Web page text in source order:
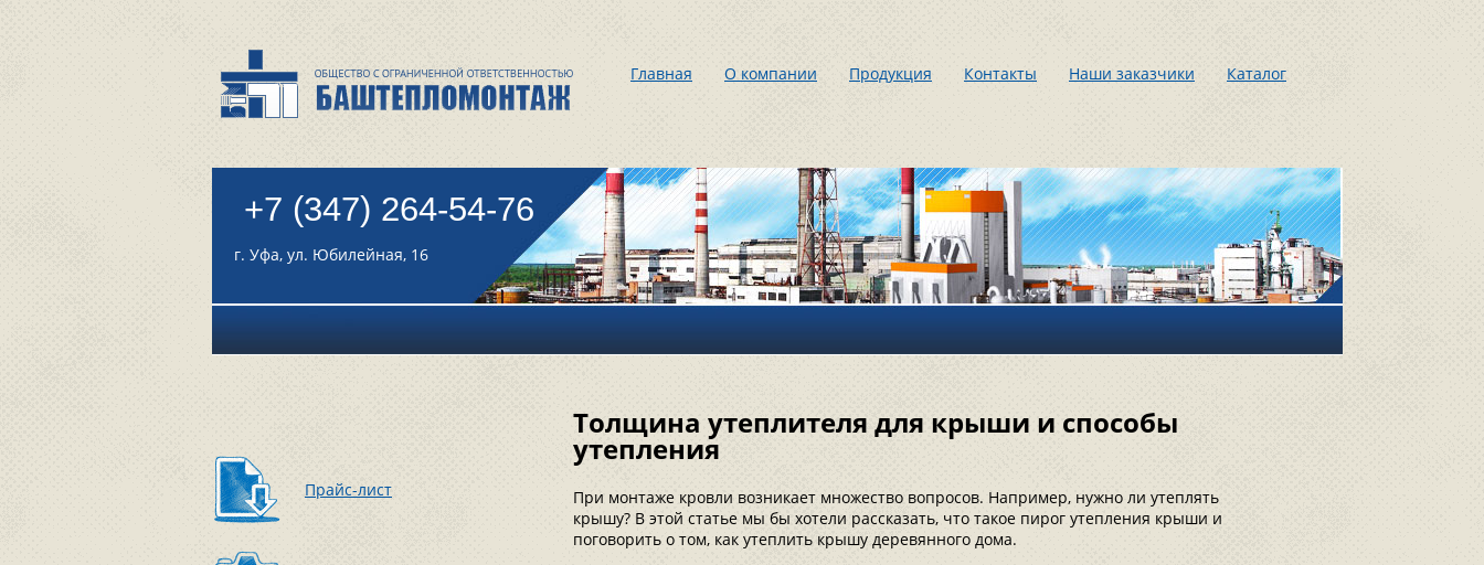
Главная О компании Продукция Контакты Наши заказчики Каталог
+7 (347) 264-54-76
г. Уфа, ул. Юбилейная, 16
Прайс-лист
Толщина утеплителя для крыши и способы
утепления
При монтаже кровли возникает множество вопросов. Например, нужно ли утеплять
крышу? В этой статье мы бы хотели рассказать, что такое пирог утепления крыши и
поговорить о том, как утеплить крышу деревянного дома.